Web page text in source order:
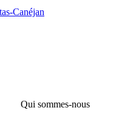
Qui sommes-nous